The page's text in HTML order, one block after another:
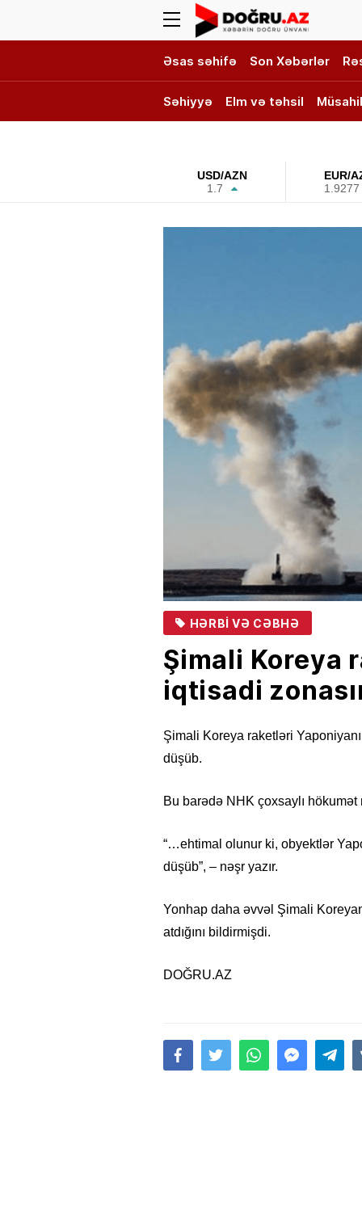
Əsas səhifə Son Xəbərlər
Səhiyyə Elm və təhsil
USD/AZN
1.7
EUR/
1.9277
HƏRBI VƏ CƏBHƏ
Şimali Koreya
iqtisadi
Şimali Koreya raketləri
düşüb.
Bu barədə NHK çoxsaylı
“…ehtimal olunur ki, obyektlər
düşüb”, – nəşr yazır.
Yonhap daha əvvəl Şimali
atdığını bildirmişdi.
DOĞRU.AZ